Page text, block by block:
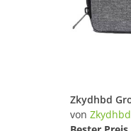
von Zkydhbd